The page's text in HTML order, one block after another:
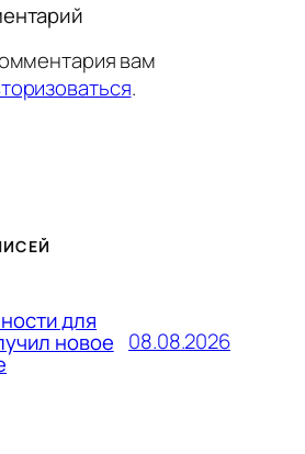
вам
.
для
новое 08.08.2026